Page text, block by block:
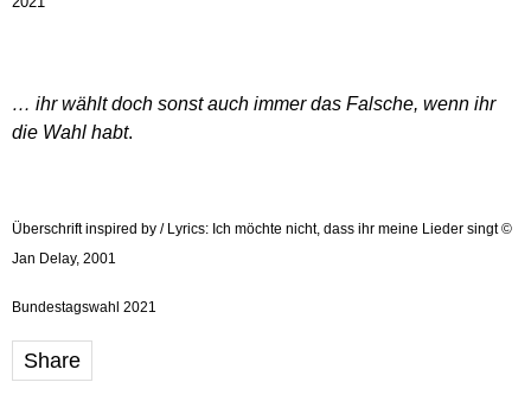
… ihr wählt doch sonst auch immer das Falsche, wenn ihr
die Wahl habt.
Überschrift inspired by / Lyrics: Ich möchte nicht, dass ihr meine Lieder singt ©
Jan Delay, 2001
Bundestagswahl 2021
Share